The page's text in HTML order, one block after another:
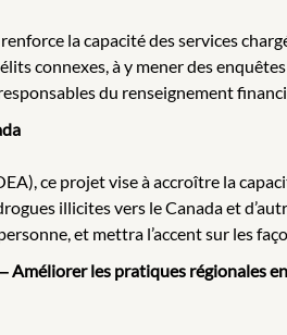
la capacité des services
connexes, à y mener des
du renseignement
ce projet vise à accroître la
illicites vers le Canada et
et mettra l’accent sur les
les pratiques régionales